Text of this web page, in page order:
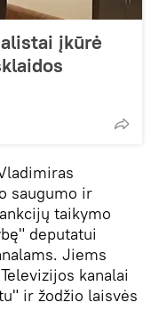
įkūrė
saugumo ir
taikymo
deputatui
Jiems
kanalai
ir žodžio laisvės